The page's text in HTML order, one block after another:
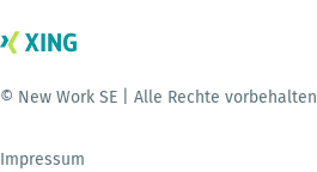
© New Work SE | Alle Rechte vorbehalten
Impressum